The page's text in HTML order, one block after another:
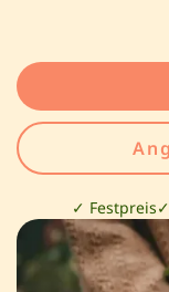
✓ Festpreis